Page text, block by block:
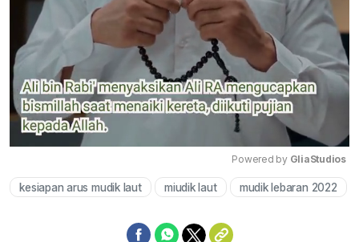
Mute
Powered by GliaStudios
kesiapan arus mudik laut miudik laut mudik lebaran 2022